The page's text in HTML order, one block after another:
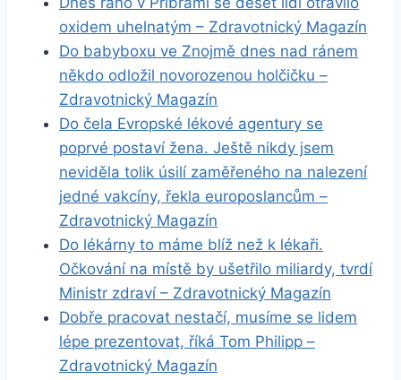
oxidem uhelnatým – Zdravotnický Magazín
Do babyboxu ve Znojmě dnes nad ránem
někdo odložil novorozenou holčičku –
Zdravotnický Magazín
Do čela Evropské lékové agentury se
poprvé postaví žena. Ještě nikdy jsem
neviděla tolik úsilí zaměřeného na nalezení
jedné vakcíny, řekla europoslancům –
Zdravotnický Magazín
Do lékárny to máme blíž než k lékaři.
Očkování na místě by ušetřilo miliardy, tvrdí
Ministr zdraví – Zdravotnický Magazín
Dobře pracovat nestačí, musíme se lidem
lépe prezentovat, říká Tom Philipp –
Zdravotnický Magazín